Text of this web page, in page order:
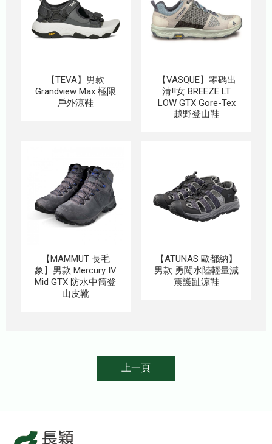
【TEVA】男款
Grandview Max 極限
戶外涼鞋
【VASQUE】零碼出
清!!女 BREEZE LT
LOW GTX Gore-Tex
越野登山鞋
【MAMMUT 長毛
象】男款 Mercury IV
Mid GTX 防水中筒登
山皮靴
【ATUNAS 歐都納】
男款 勇闖水陸輕量減
震護趾涼鞋
上一頁